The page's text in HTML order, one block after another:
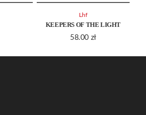
KEEPERS OF THE LIGHT
58.00 zł
Lhf